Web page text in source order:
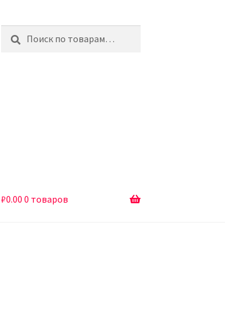
₽0.00 0 товаров